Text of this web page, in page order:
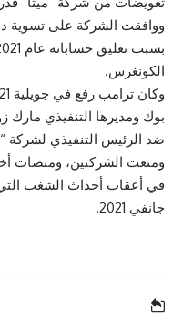
ووافقت الشركة على تسوية
الكونغرس.
بوك ومديرها التنفيذي مارك
ضد الرئيس التنفيذي لشركة
ومنعت الشركتين، ومنصات
في أعقاب أحداث الشغب
جانفي 2021.